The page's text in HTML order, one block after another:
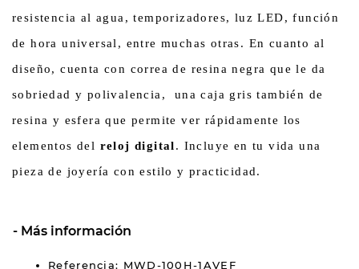
resistencia al agua, temporizadores, luz LED, función
de hora universal, entre muchas otras. En cuanto al
diseño, cuenta con correa de resina negra que le da
sobriedad y polivalencia,
una caja gris también de
resina y esfera que permite ver rápidamente los
elementos del reloj digital. Incluye en tu vida una
pieza de joyería con estilo y practicidad.
Más información
Referencia: MWD-100H-1AVEF